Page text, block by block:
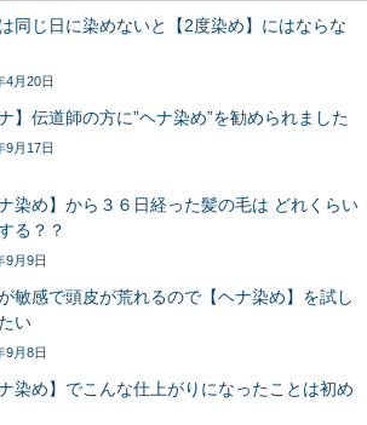
同じ日に染めないと【2度染め】にはならな
4月20日
ナ】伝道師の方に”ヘナ染め”を勧められました
9月17日
ナ染め】から３６日経った髪の毛は どれくらい
る？？
9月9日
敏感で頭皮が荒れるので【ヘナ染め】を試し
い
9月8日
ナ染め】でこんな仕上がりになったことは初め